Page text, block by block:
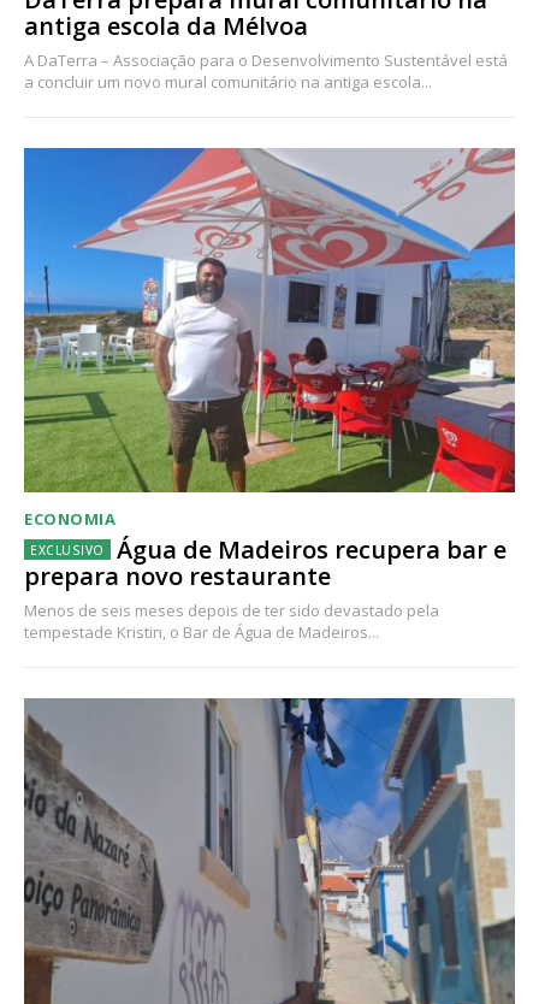
antiga escola da Mélvoa
A DaTerra – Associação para o Desenvolvimento Sustentável está
a concluir um novo mural comunitário na antiga escola...
ECONOMIA
Água de Madeiros recupera bar e
prepara novo restaurante
Menos de seis meses depois de ter sido devastado pela
tempestade Kristin, o Bar de Água de Madeiros...